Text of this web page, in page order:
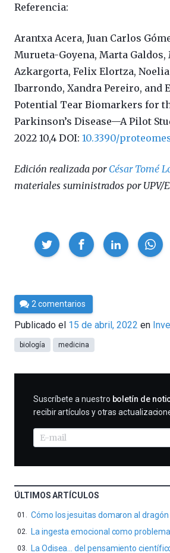
Referencia:
Arantxa Acera, Juan Carlos
Murueta-Goyena, Marta
Azkargorta, Felix Elortza,
Ibarrondo, Xandra Pereiro, and
Potential Tear Biomarkers for
Parkinson’s Disease—A Pilot
2022 10,4 DOI: 10.3390/
Edición realizada por César Tomé
materiales suministrados por UPV/
Compartir
Por
César
Tomé
2 comentarios
Publicado el 15 de abril, 2022 en
biología medicina
SUSCRIBIRME
Suscríbete a nuestro boletín de
recibir artículos y otras
ÚLTIMOS ARTÍCULOS
Cómo los jesuitas domaron al
La ingesta emocional como problema
La Odisea… del pensamiento